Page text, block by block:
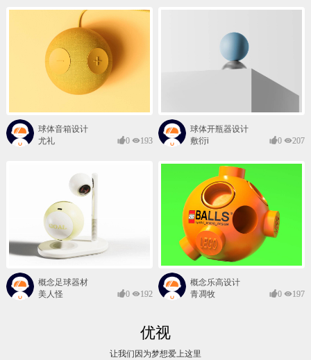
球体音箱设计
尤礼
0 193
球体开瓶器设计
敷衍i
0 207
概念足球器材
美人怪
0 192
概念乐高设计
青凋牧
0 197
优视
让我们因为梦想爱上这里